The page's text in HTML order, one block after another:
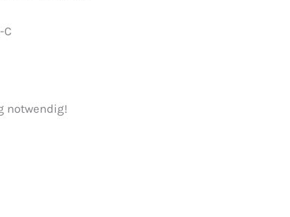
C
notwendig!